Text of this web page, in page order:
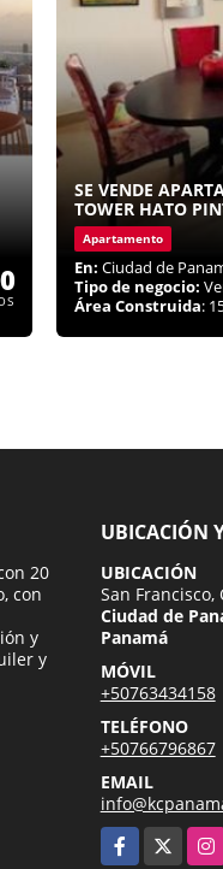
SE VENDE
TOWER HATO
Apartamento
En: Ciudad de
Tipo de negocio:
Área Construida:
20
con
y
y
UBICACIÓN
UBICACIÓN
San Francisco,
Ciudad de
Panamá
MÓVIL
+50763434158
TELÉFONO
+50766796867
EMAIL
Facebook